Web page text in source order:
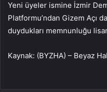
Yeni üyeler ismine İzmir
Platformu’ndan Gizem Açı
duydukları memnunluğu
Kaynak: (BYZHA) – Beyaz